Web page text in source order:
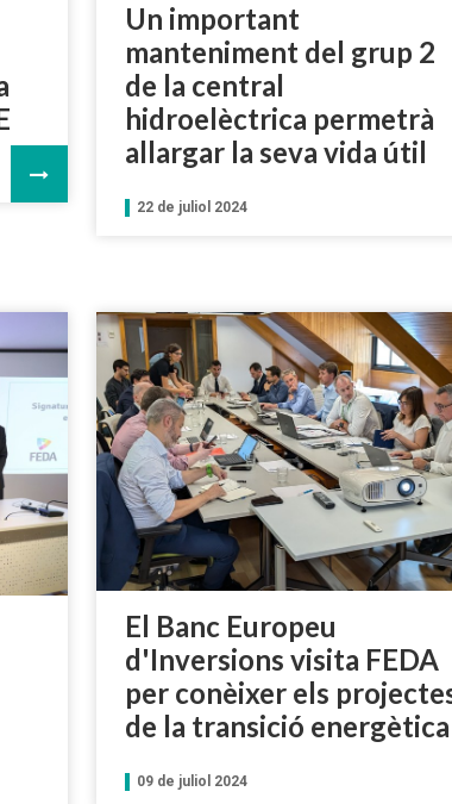
Un important
manteniment del grup 2
de la central
hidroelèctrica permetrà
allargar la seva vida útil
22 de juliol 2024
El Banc Europeu
d'Inversions visita FEDA
per conèixer els
de la transició energètica
09 de juliol 2024